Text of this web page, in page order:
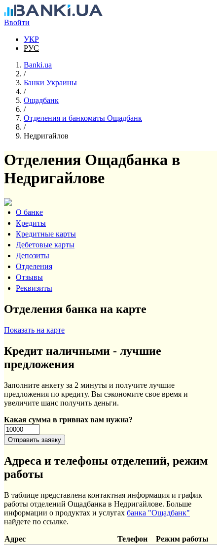
Перейти к основному содержанию
Ввойти
УКР
РУС
Banki.ua
/
Банки Украины
/
Ощадбанк
/
Отделения и банкоматы Ощадбанк
/
Недригайлов
Отделения Ощадбанка в
Недригайлове
О банке
Кредиты
Кредитные карты
Дебетовые карты
Депозиты
Отделения
Отзывы
Реквизиты
Отделения банка на карте
Показать на карте
Кредит наличными - лучшие
предложения
Заполните анкету за 2 минуты и получите лучшие
предложения по кредиту. Вы сэкономите свое время и
увеличите шанс получить деньги.
Какая сумма в гривнах вам нужна?
Адреса и телефоны отделений, режим
работы
В таблице представлена контактная информация и график
работы отделений Ощадбанка в Недригайлове. Больше
информации о продуктах и услугах банка "Ощадбанк"
найдете по ссылке.
Адрес Телефон
Режим работы